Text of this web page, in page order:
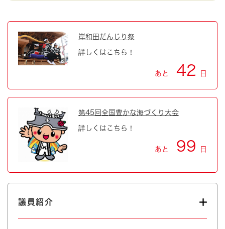
岸和田だんじり祭
詳しくはこちら！
あと 42 日
第45回全国豊かな海づくり大会
詳しくはこちら！
あと 99 日
議員紹介